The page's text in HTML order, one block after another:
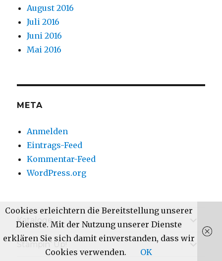
August 2016
Juli 2016
Juni 2016
Mai 2016
META
Anmelden
Eintrags-Feed
Kommentar-Feed
WordPress.org
Kataloge
Stampin‘ Up!
Cookies erleichtern die Bereitstellung unserer
Dienste. Mit der Nutzung unserer Dienste
erklären Sie sich damit einverstanden, dass wir
Cookies verwenden.
OK